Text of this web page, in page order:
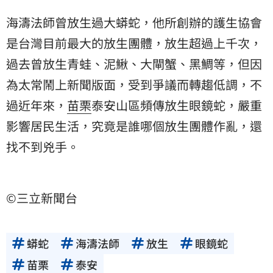
海濤法師曾放生過大蟒蛇，他所創辦的護生協會
是台灣目前最大的放生團體，放生超過上千次，
過去曾放生青蛙、泥鰍、大閘蟹、黑鯛等，但因
為太常鬧上新聞版面，受到爭議而轉趨低調，不
過近年來， 苗栗泰安山區頻傳放生眼鏡蛇，嚴重
影響居民生活，究竟是誰哪個放生團體作亂，還
找不到兇手。
©三立新聞台
蟒蛇 海濤法師 放生
眼鏡蛇
苗栗
泰安